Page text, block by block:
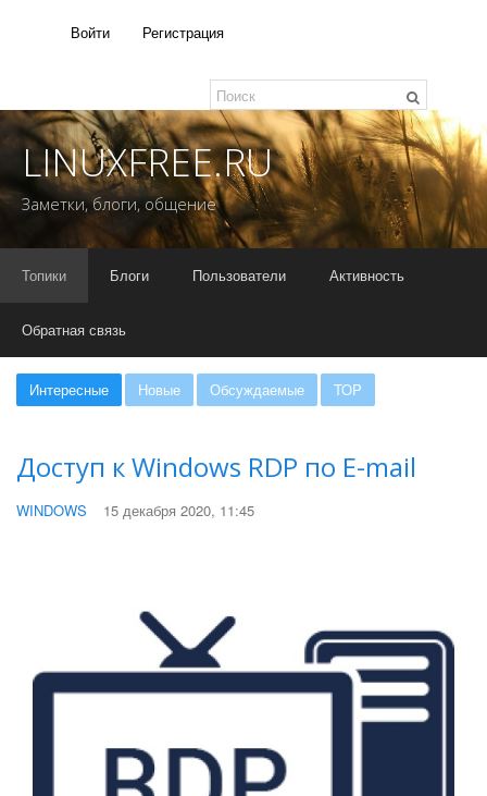
Войти Регистрация
LINUXFREE.RU
Заметки, блоги, общение
Топики Блоги Пользователи Активность
Обратная связь
Интересные Новые Обсуждаемые TOP
Доступ к Windows RDP по E-mail
WINDOWS 15 декабря 2020, 11:45